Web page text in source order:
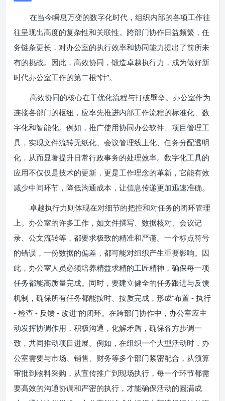
在当今瞬息万变的数字化时代，组织内部的各项工作往
往呈现出高度的复杂性和关联性。跨部门协作日益频繁，任
务链条更长，对办公室的执行效率和协同能力提出了前所未
有的挑战。因此，高效协同，锻造卓越执行力，成为做好新
时代办公室工作的第二根“针”。
高效协同的核心在于优化流程与打破壁垒。办公室作为
连接各部门的枢纽，应率先推进内部工作流程的标准化、数
字化和智能化。例如，推广使用协同办公软件、项目管理工
具，实现文件流转无纸化、会议管理线上化、任务分配透明
化，从而显著提升日常行政事务的处理效率。数字化工具的
应用不仅仅是技术的更新，更是工作理念的革新，它能有效
减少中间环节，降低沟通成本，让信息传递更加迅速准确。
卓越执行力则体现在对细节的把控和对任务的闭环管理
上。办公室的许多工作，如文件撰写、数据核对、会议记
录、公文流转等，都要求极致的精准和严谨。一个标点符号
的错误，一份数据的偏差，都可能对组织产生重要影响。因
此，办公室人员必须培养精益求精的工匠精神，确保每一项
任务都能高质量完成。同时，要建立健全的任务跟进与反馈
机制，确保所有任务都能按时、按质完成，形成“布置 - 执行
- 检查 - 反馈 - 改进”的闭环。在跨部门协作中，办公室应主
动发挥协调作用，积极沟通，化解矛盾，确保各方步调一
致，共同推动项目进展。例如，在组织一个大型活动时，办
公室需要与市场、销售、财务等多个部门紧密配合，从预算
审批到物料采购，从宣传推广到现场执行，每一个环节都需
要高效的沟通协调和严密的执行，才能确保活动的圆满成